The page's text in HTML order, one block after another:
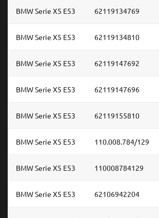
BMW Serie X5 E53 62119134769
BMW Serie X5 E53 62119134810
BMW Serie X5 E53 62119147692
BMW Serie X5 E53 62119147696
BMW Serie X5 E53 62119155810
BMW Serie X5 E53 110.008.784/129
BMW Serie X5 E53 110008784129
BMW Serie X5 E53 62106942204